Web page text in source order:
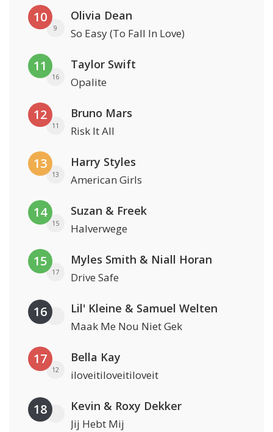
10
9
Olivia Dean
So Easy (To Fall In Love)
11
16
Taylor Swift
Opalite
12
11
Bruno Mars
Risk It All
13
13
Harry Styles
American Girls
14
15
Suzan & Freek
Halverwege
15
17
Myles Smith & Niall Horan
Drive Safe
16 Lil' Kleine & Samuel Welten
Maak Me Nou Niet Gek
17
12
Bella Kay
iloveitiloveitiloveit
18 Kevin & Roxy Dekker
Jij Hebt Mij